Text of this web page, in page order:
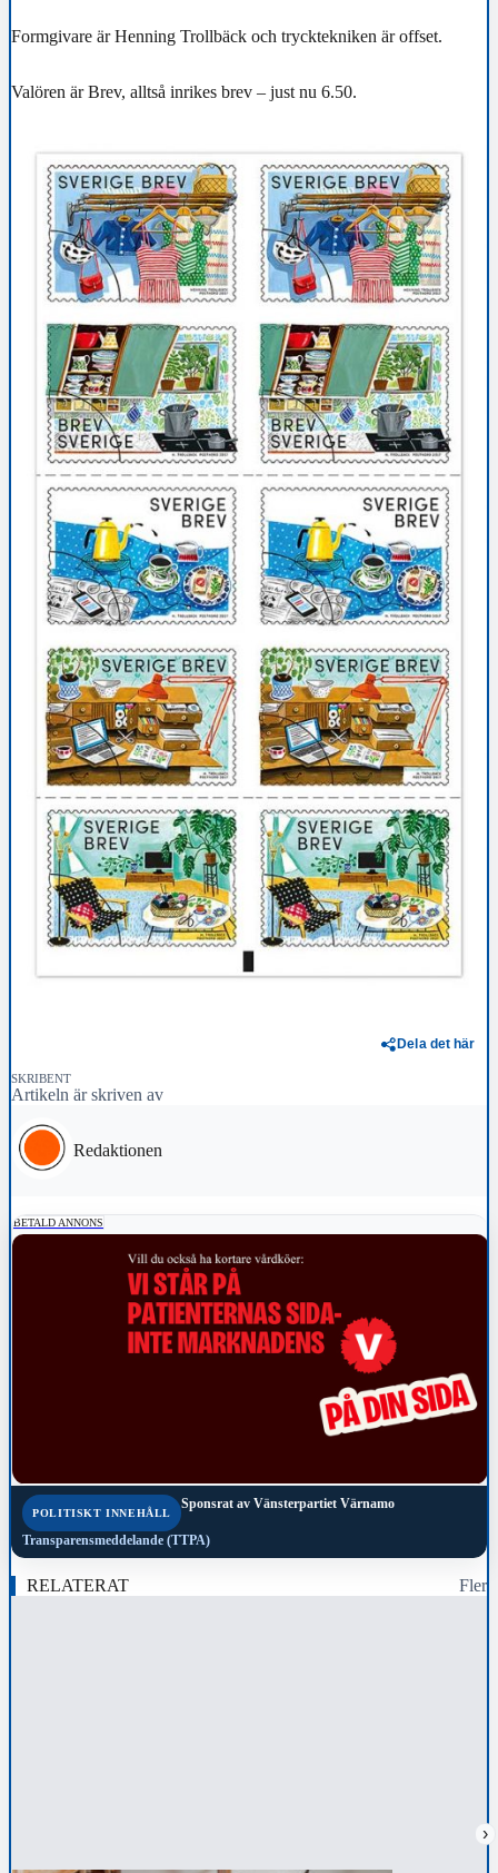
Formgivare är Henning Trollbäck och trycktekniken är offset.
Valören är Brev, alltså inrikes brev – just nu 6.50.
Dela det här
SKRIBENT
Artikeln är skriven av
Redaktionen
BETALD ANNONS
POLITISKT INNEHÅLL
Sponsrat av Vänsterpartiet Värnamo
Transparensmeddelande (TTPA)
RELATERAT Fler
›